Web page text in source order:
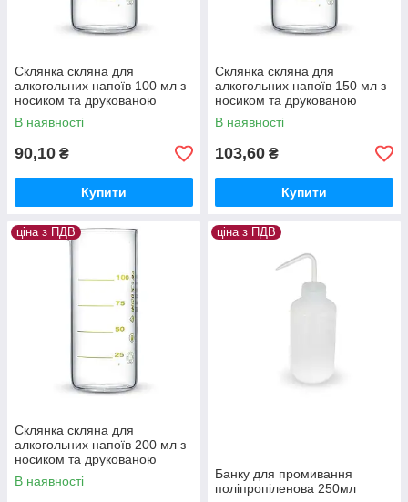
Склянка скляна для
алкогольних напоїв 100 мл з
носиком та друкованою
шкалою. Україна
В наявності
90,10 ₴
Купити
Склянка скляна для
алкогольних напоїв 150 мл з
носиком та друкованою
шкалою. Україна
В наявності
103,60 ₴
Купити
ціна з ПДВ
Склянка скляна для
алкогольних напоїв 200 мл з
носиком та друкованою
шкалою. Україна
В наявності
ціна з ПДВ
Банку для промивання
поліпропіленова 250мл